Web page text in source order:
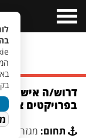
Menu
בפרויקטים
תחום: מגזר